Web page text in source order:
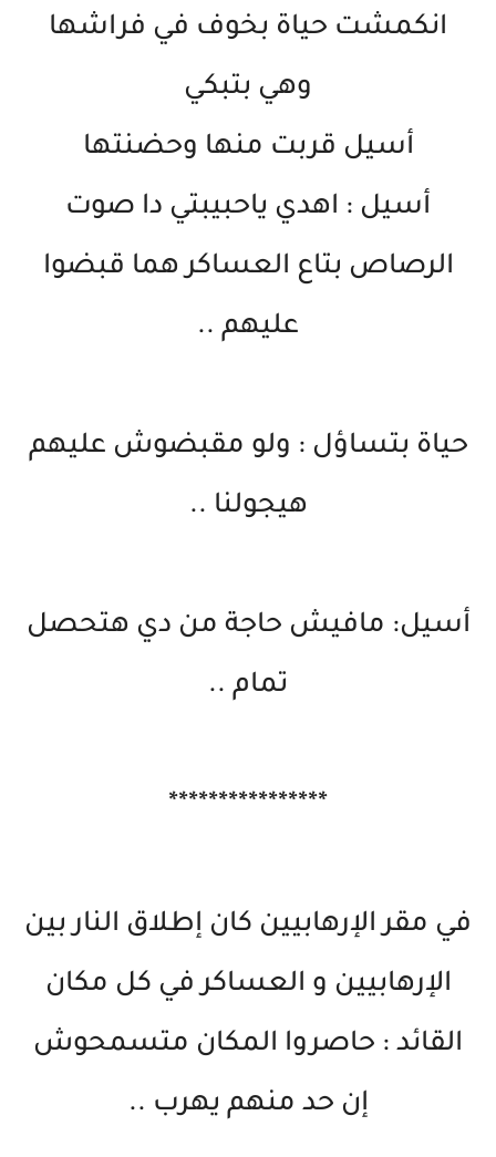
انكمشت حياة بخوف في فراشها
وهي بتبكي
أسيل قربت منها وحضنتها
أسيل : اهدي ياحبيبتي دا صوت
الرصاص بتاع العساكر هما قبضوا
عليهم ..
حياة بتساؤل : ولو مقبضوش عليهم
هيجولنا ..
أسيل: مافيش حاجة من دي هتحصل
تمام ..
****************
في مقر الإرهابيين كان إطلاق النار بين
الإرهابيين و العساكر في كل مكان
القائد : حاصروا المكان متسمحوش
إن حد منهم يهرب ..